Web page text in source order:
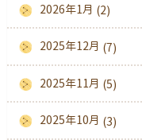
2026年1月 (2)
2025年12月 (7)
2025年11月 (5)
2025年10月 (3)